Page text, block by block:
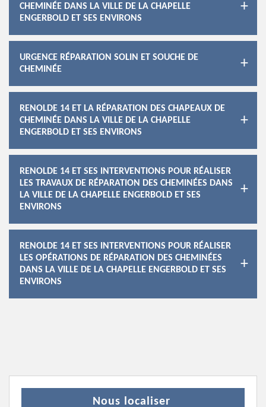
CHEMINÉE DANS LA VILLE DE LA CHAPELLE
ENGERBOLD ET SES ENVIRONS
URGENCE RÉPARATION SOLIN ET SOUCHE DE
CHEMINÉE
RENOLDE 14 ET LA RÉPARATION DES CHAPEAUX DE
CHEMINÉE DANS LA VILLE DE LA CHAPELLE
ENGERBOLD ET SES ENVIRONS
RENOLDE 14 ET SES INTERVENTIONS POUR RÉALISER
LES TRAVAUX DE RÉPARATION DES CHEMINÉES DANS
LA VILLE DE LA CHAPELLE ENGERBOLD ET SES
ENVIRONS
RENOLDE 14 ET SES INTERVENTIONS POUR RÉALISER
LES OPÉRATIONS DE RÉPARATION DES CHEMINÉES
DANS LA VILLE DE LA CHAPELLE ENGERBOLD ET SES
ENVIRONS
Nous localiser